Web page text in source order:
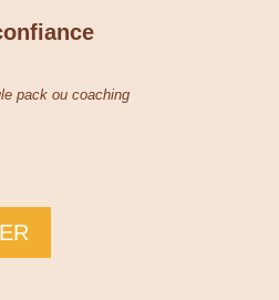
pack ou coaching